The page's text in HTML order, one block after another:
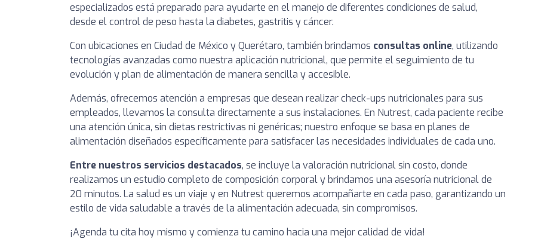
especializados está preparado para ayudarte en el manejo de diferentes condiciones de salud,
desde el control de peso hasta la diabetes, gastritis y cáncer.
Con ubicaciones en Ciudad de México y Querétaro, también brindamos consultas online, utilizando
tecnologías avanzadas como nuestra aplicación nutricional, que permite el seguimiento de tu
evolución y plan de alimentación de manera sencilla y accesible.
Además, ofrecemos atención a empresas que desean realizar check-ups nutricionales para sus
empleados, llevamos la consulta directamente a sus instalaciones. En Nutrest, cada paciente recibe
una atención única, sin dietas restrictivas ni genéricas; nuestro enfoque se basa en planes de
alimentación diseñados específicamente para satisfacer las necesidades individuales de cada uno.
Entre nuestros servicios destacados, se incluye la valoración nutricional sin costo, donde
realizamos un estudio completo de composición corporal y brindamos una asesoría nutricional de
20 minutos. La salud es un viaje y en Nutrest queremos acompañarte en cada paso, garantizando un
estilo de vida saludable a través de la alimentación adecuada, sin compromisos.
¡Agenda tu cita hoy mismo y comienza tu camino hacia una mejor calidad de vida!